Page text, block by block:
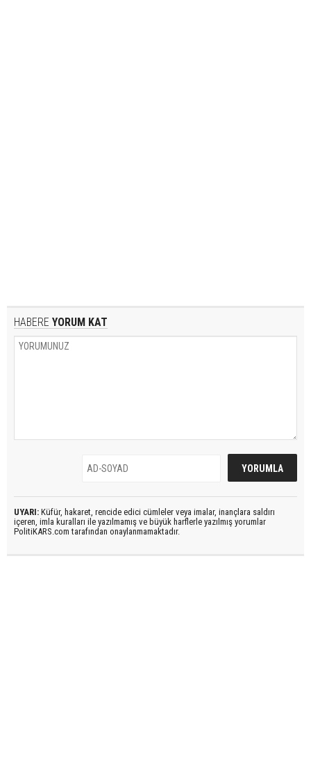
HABERE YORUM KAT
UYARI: Küfür, hakaret, rencide edici cümleler veya imalar, inançlara saldırı
içeren, imla kuralları ile yazılmamış ve büyük harflerle yazılmış yorumlar
PolitiKARS.com tarafından onaylanmamaktadır.